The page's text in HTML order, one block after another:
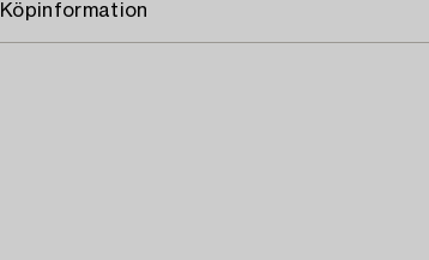
Köpinformation